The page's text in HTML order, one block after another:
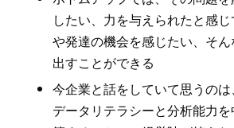
したい、力を与えられたと感
や発達の機会を感じたい、そ
出すことができる
今企業と話をしていて思うのは
データリテラシーと分析能力